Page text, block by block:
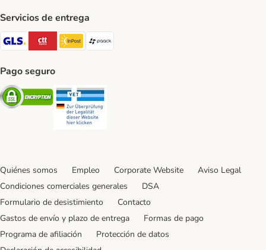
Servicios de entrega
GLS Shipping Method
CTTExpress Shipping Method
InPost Shipping Method
paack Shipping Method
Pago seguro
Security
Quiénes somos Empleo Corporate Website
Aviso Legal
Condiciones comerciales generales
DSA
Formulario de desistimiento
Contacto
Gastos de envío y plazo de entrega
Formas de pago
Programa de afiliación
Protección de datos